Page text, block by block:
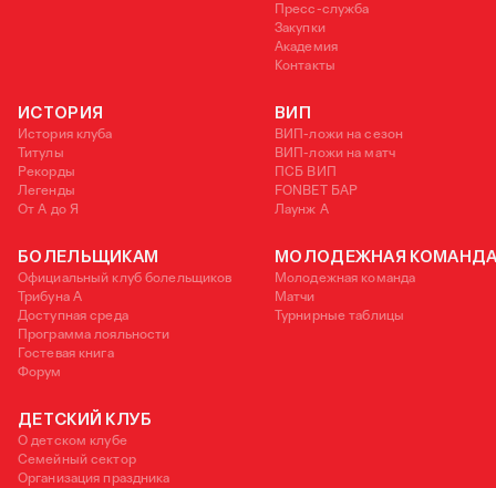
Пресс-служба
Закупки
Академия
Контакты
ИСТОРИЯ
История клуба
Титулы
Рекорды
Легенды
От А до Я
ВИП
ВИП-ложи на сезон
ВИП-ложи на матч
ПСБ ВИП
FONBET БАР
Лаунж A
БОЛЕЛЬЩИКАМ
Официальный клуб болельщиков
Трибуна А
Доступная среда
Программа лояльности
Гостевая книга
Форум
МОЛОДЕЖНАЯ
Молодежная команда
Матчи
Турнирные таблицы
ДЕТСКИЙ КЛУБ
О детском клубе
Семейный сектор
Организация праздника